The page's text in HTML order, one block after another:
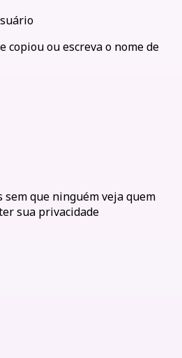
copiou ou escreva o nome de
que ninguém veja quem
sua privacidade